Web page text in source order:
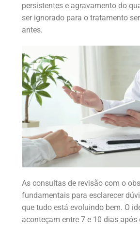
persistentes e agravamento do
ser ignorado para o tratamento
antes.
As consultas de revisão com o
fundamentais para esclarecer
que tudo está evoluindo bem. O
aconteçam entre 7 e 10 dias após